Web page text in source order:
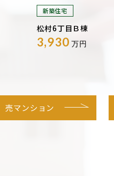
新築住宅
松村6丁目Ｂ棟
3,930 万円
売マンション